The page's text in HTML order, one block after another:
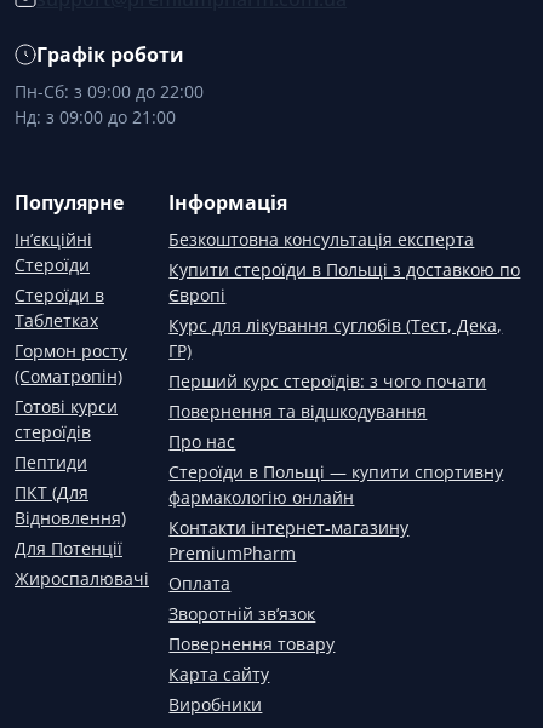
Графік роботи
Пн-Сб: з 09:00 до 22:00
Нд: з 09:00 до 21:00
Популярне
Ін’єкційні
Стероїди
Стероїди в
Таблетках
Гормон росту
(Соматропін)
Готові курси
стероїдів
Пептиди
ПКТ (Для
Відновлення)
Для Потенції
Жироспалювачі
Інформація
Безкоштовна консультація експерта
Купити стероїди в Польщі з доставкою по
Європі
Курс для лікування суглобів (Тест, Дека,
ГР)
Перший курс стероїдів: з чого почати
Повернення та відшкодування
Про нас
Стероїди в Польщі — купити спортивну
фармакологію онлайн
Контакти інтернет-магазину
PremiumPharm
Оплата
Зворотній зв’язок
Повернення товару
Карта сайту
Виробники